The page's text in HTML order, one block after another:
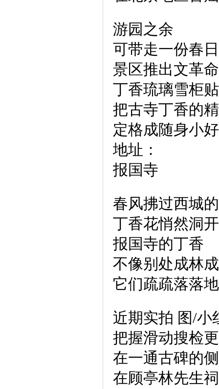
游园之余
可带走一份春
景区推出文革
丁香琉璃雪柜贴
把古寺丁香的
定格成随身小
地址：
报国寺
春风拂过西城
丁香花悄然洞开
报国寺的丁香
不像别处成林
它们疏疏落落
近期实拍 图/小
把握滑动搜检
在一通古碑的
在顾亭林先生